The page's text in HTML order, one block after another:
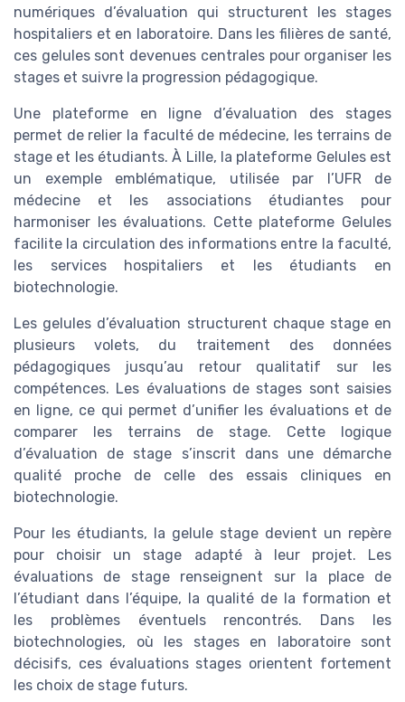
numériques d’évaluation qui structurent les stages
hospitaliers et en laboratoire. Dans les filières de santé,
ces gelules sont devenues centrales pour organiser les
stages et suivre la progression pédagogique.
Une plateforme en ligne d’évaluation des stages
permet de relier la faculté de médecine, les terrains de
stage et les étudiants. À Lille, la plateforme Gelules est
un exemple emblématique, utilisée par l’UFR de
médecine et les associations étudiantes pour
harmoniser les évaluations. Cette plateforme Gelules
facilite la circulation des informations entre la faculté,
les services hospitaliers et les étudiants en
biotechnologie.
Les gelules d’évaluation structurent chaque stage en
plusieurs volets, du traitement des données
pédagogiques jusqu’au retour qualitatif sur les
compétences. Les évaluations de stages sont saisies
en ligne, ce qui permet d’unifier les évaluations et de
comparer les terrains de stage. Cette logique
d’évaluation de stage s’inscrit dans une démarche
qualité proche de celle des essais cliniques en
biotechnologie.
Pour les étudiants, la gelule stage devient un repère
pour choisir un stage adapté à leur projet. Les
évaluations de stage renseignent sur la place de
l’étudiant dans l’équipe, la qualité de la formation et
les problèmes éventuels rencontrés. Dans les
biotechnologies, où les stages en laboratoire sont
décisifs, ces évaluations stages orientent fortement
les choix de stage futurs.